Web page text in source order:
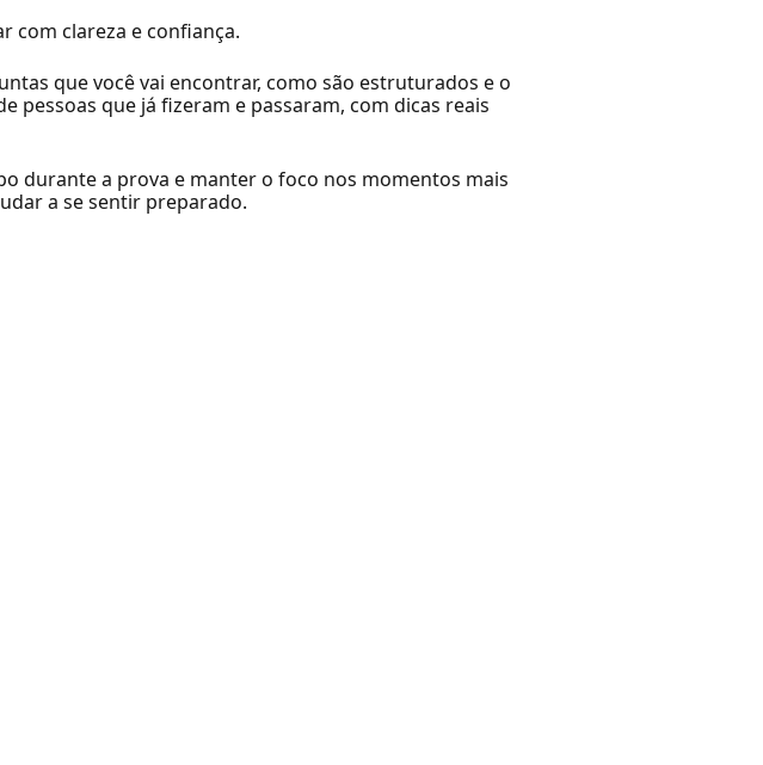
com clareza e confiança.
que você vai encontrar, como são estruturados e o
que já fizeram e passaram, com dicas reais
durante a prova e manter o foco nos momentos mais
a se sentir preparado.